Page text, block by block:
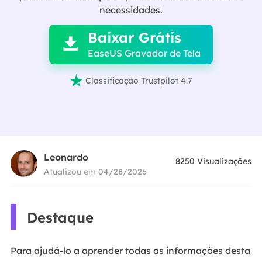
necessidades.

 Baixar Grátis
EaseUS Gravador de Tela
 Classificação Trustpilot 4.7
Leonardo
Atualizou em 04/28/2026
8250 Visualizações
Destaque
Para ajudá-lo a aprender todas as informações desta